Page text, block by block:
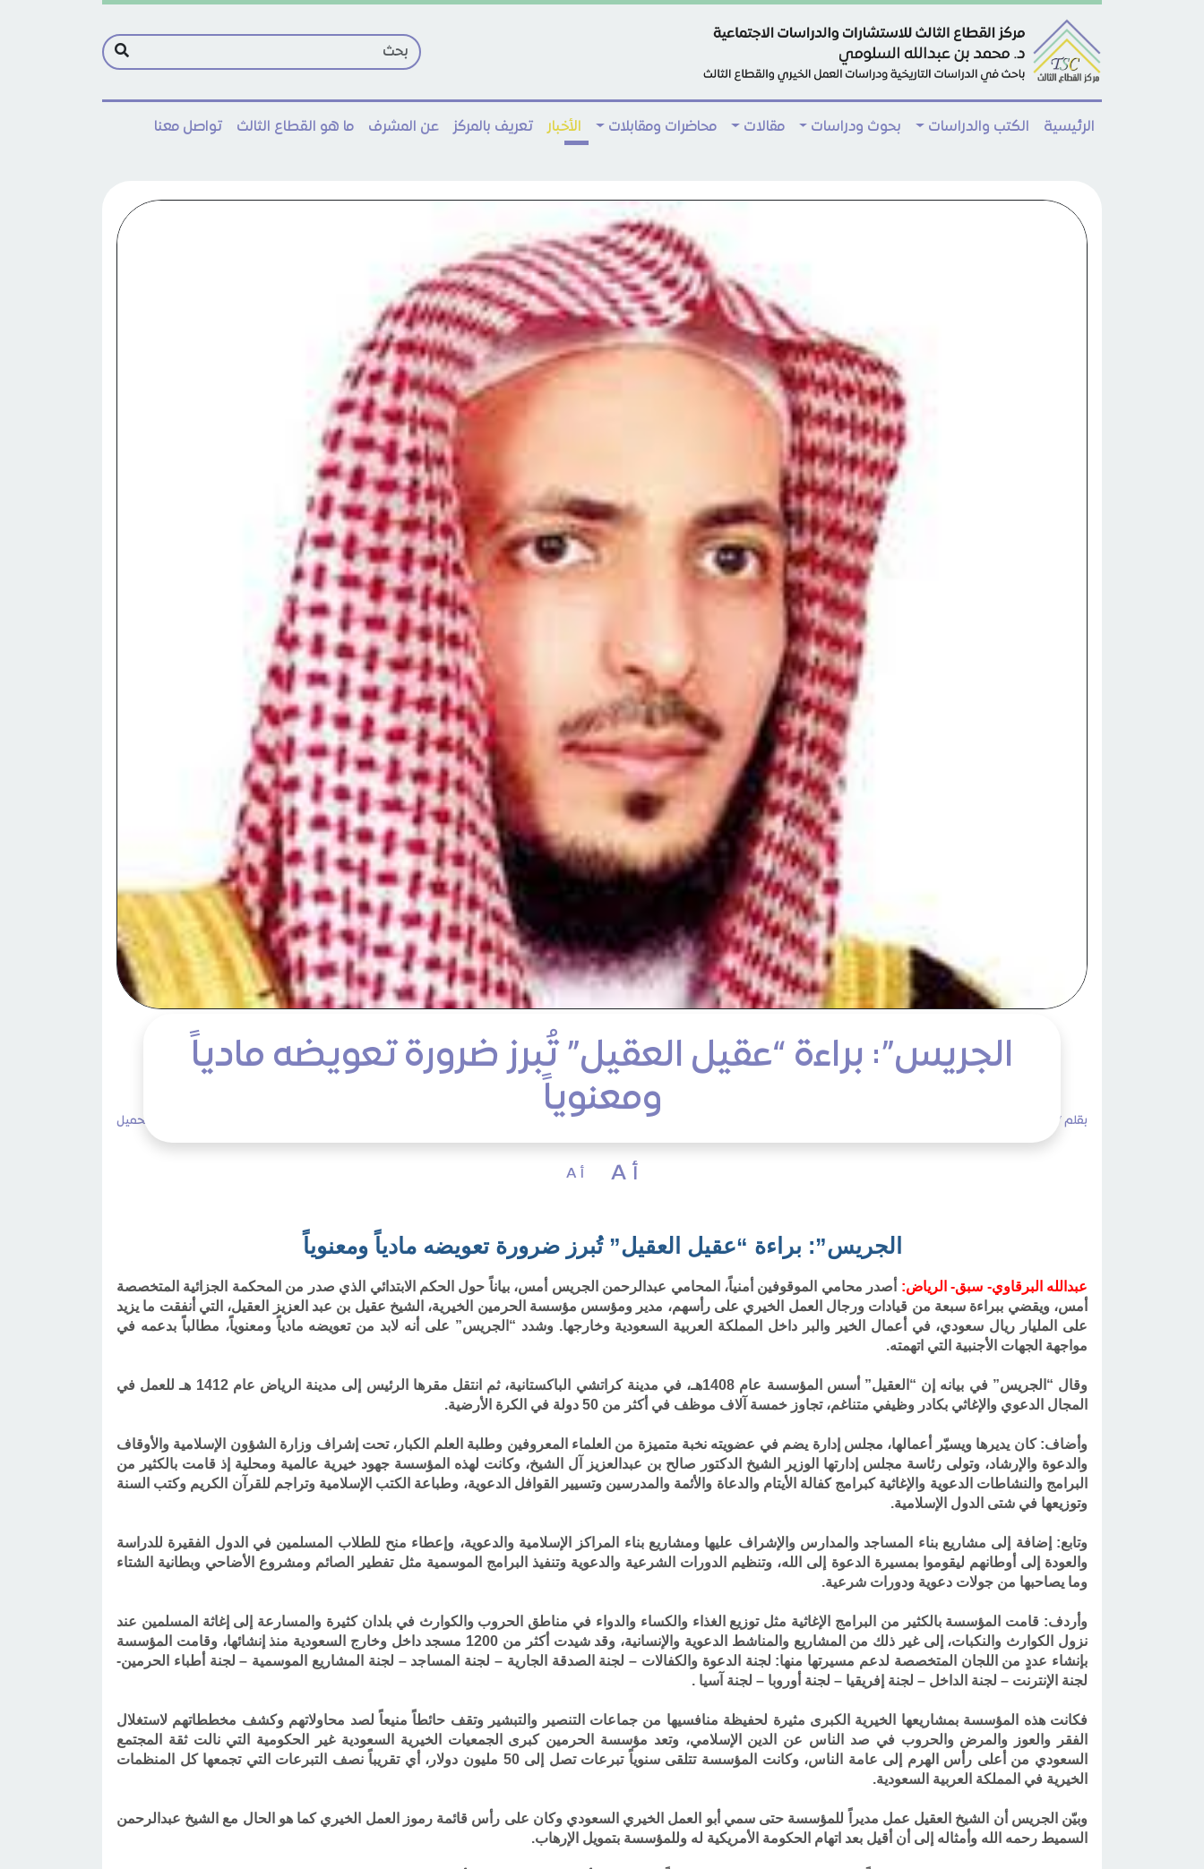
Skip to main content
الرئيسية الكتب والدراسات بحوث ودراسات مقالات محاضرات ومقابلات الأخبار تعريف بالمركز عن المشرف ما هو القطاع الثالث تواصل معنا
الجريس”: براءة “عقيل العقيل” تُبرز ضرورة تعويضه مادياً
ومعنوياً
بقلم / تحميل
أ A أ A
الجريس”: براءة “عقيل العقيل” تُبرز ضرورة تعويضه مادياً ومعنوياً
عبدالله البرقاوي- سبق- الرياض:
أصدر محامي الموقوفين أمنياً، المحامي عبدالرحمن الجريس أمس، بياناً حول الحكم الابتدائي الذي صدر من المحكمة الجزائية المتخصصة
أمس، ويقضي ببراءة سبعة من قيادات ورجال العمل الخيري على رأسهم، مدير ومؤسس مؤسسة الحرمين الخيرية، الشيخ عقيل بن عبد العزيز العقيل، التي أنفقت ما يزيد
على المليار ريال سعودي، في أعمال الخير والبر داخل المملكة العربية السعودية وخارجها. وشدد “الجريس” على أنه لابد من تعويضه مادياً ومعنوياً، مطالباً بدعمه في
مواجهة الجهات الأجنبية التي اتهمته.
وقال “الجريس” في بيانه إن “العقيل” أسس المؤسسة عام 1408هـ، في مدينة كراتشي الباكستانية، ثم انتقل مقرها الرئيس إلى مدينة الرياض عام 1412 هـ للعمل في
المجال الدعوي والإغاثي بكادر وظيفي متناغم، تجاوز خمسة آلاف موظف في أكثر من 50 دولة في الكرة الأرضية
.
وأضاف: كان يديرها ويسيّر أعمالها، مجلس إدارة يضم في عضويته نخبة متميزة من العلماء المعروفين وطلبة العلم الكبار، تحت إشراف وزارة الشؤون الإسلامية والأوقاف
والدعوة والإرشاد، وتولى رئاسة مجلس إدارتها الوزير الشيخ الدكتور صالح بن عبدالعزيز آل الشيخ، وكانت لهذه المؤسسة جهود خيرية عالمية ومحلية إذ قامت بالكثير من
البرامج والنشاطات الدعوية والإغاثية كبرامج كفالة الأيتام والدعاة والأئمة والمدرسين وتسيير القوافل الدعوية، وطباعة الكتب الإسلامية وتراجم للقرآن الكريم وكتب السنة
وتوزيعها في شتى الدول الإسلامية.
وتابع: إضافة إلى مشاريع بناء المساجد والمدارس والإشراف عليها ومشاريع بناء المراكز الإسلامية والدعوية، وإعطاء منح للطلاب المسلمين في الدول الفقيرة للدراسة
والعودة إلى أوطانهم ليقوموا بمسيرة الدعوة إلى الله، وتنظيم الدورات الشرعية والدعوية وتنفيذ البرامج الموسمية مثل تفطير الصائم ومشروع الأضاحي وبطانية الشتاء
وما يصاحبها من جولات دعوية ودورات شرعية.
وأردف: قامت المؤسسة بالكثير من البرامج الإغاثية مثل توزيع الغذاء والكساء والدواء في مناطق الحروب والكوارث في بلدان كثيرة والمسارعة إلى إغاثة المسلمين عند
نزول الكوارث والنكبات، إلى غير ذلك من المشاريع والمناشط الدعوية والإنسانية، وقد شيدت أكثر من 1200 مسجد داخل وخارج السعودية منذ إنشائها، وقامت المؤسسة
بإنشاء عددٍ من اللجان المتخصصة لدعم مسيرتها منها: لجنة الدعوة والكفالات – لجنة الصدقة الجارية – لجنة المساجد – لجنة المشاريع الموسمية – لجنة أطباء الحرمين-
لجنة الإنترنت – لجنة الداخل – لجنة إفريقيا – لجنة أوروبا – لجنة آسيا .
فكانت هذه المؤسسة بمشاريعها الخيرية الكبرى مثيرة لحفيظة منافسيها من جماعات التنصير والتبشير وتقف حائطاً منيعاً لصد محاولاتهم وكشف مخططاتهم لاستغلال
الفقر والعوز والمرض والحروب في صد الناس عن الدين الإسلامي، وتعد مؤسسة الحرمين كبرى الجمعيات الخيرية السعودية غير الحكومية التي نالت ثقة المجتمع
السعودي من أعلى رأس الهرم إلى عامة الناس، وكانت المؤسسة تتلقى سنوياً تبرعات تصل إلى 50 مليون دولار، أي تقريباً نصف التبرعات التي تجمعها كل المنظمات
الخيرية في المملكة العربية السعودية.
وبيّن الجريس أن الشيخ العقيل عمل مديراً للمؤسسة حتى سمي أبو العمل الخيري السعودي وكان على رأس قائمة رموز العمل الخيري كما هو الحال مع الشيخ عبدالرحمن
السميط رحمه الله وأمثاله إلى أن أقيل بعد اتهام الحكومة الأمريكية له وللمؤسسة بتمويل الإرهاب.